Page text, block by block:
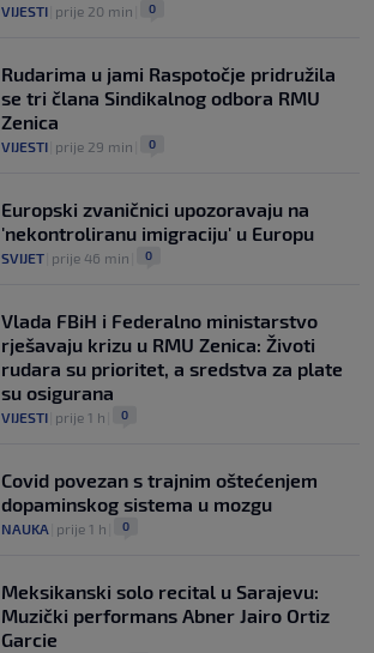
VIJESTI prije 20 min 0
Rudarima u jami Raspotočje pridružila
se tri člana Sindikalnog odbora RMU
Zenica
VIJESTI prije 29 min 0
Europski zvaničnici upozoravaju na
'nekontroliranu imigraciju' u Europu
SVIJET prije 46 min 0
Vlada FBiH i Federalno ministarstvo
rješavaju krizu u RMU Zenica: Životi
rudara su prioritet, a sredstva za plate
su osigurana
VIJESTI prije 1 h 0
Covid povezan s trajnim oštećenjem
dopaminskog sistema u mozgu
NAUKA prije 1 h 0
Meksikanski solo recital u Sarajevu:
Muzički performans Abner Jairo Ortiz
Garcie